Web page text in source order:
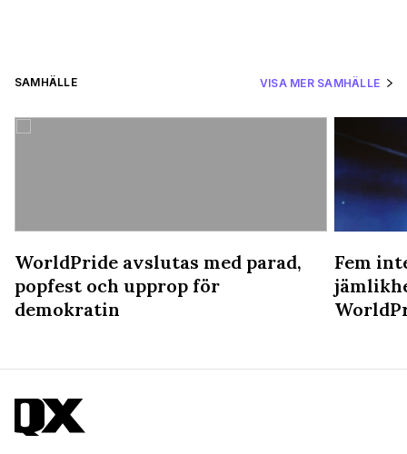
SAMHÄLLE VISA MER SAMHÄLLE
WorldPride avslutas med parad,
popfest och upprop för
demokratin
Fem